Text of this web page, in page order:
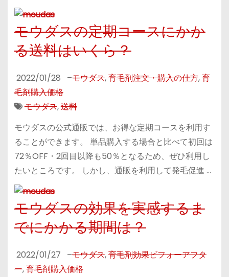
モウダスの定期コースにかか
る送料はいくら？
2022/01/28 –モウダス,育毛剤注文・購入の仕方,育
毛剤購入価格
モウダス,送料
モウダスの公式通販では、お得な定期コースを利用す
ることができます。 単品購入する場合と比べて初回は
72％OFF・2回目以降も50％となるため、ぜひ利用し
たいところです。 しかし、通販を利用して発毛促進 …
モウダスの効果を実感するま
でにかかる期間は？
2022/01/27 –モウダス,育毛剤効果ビフォーアフタ
ー,育毛剤購入価格